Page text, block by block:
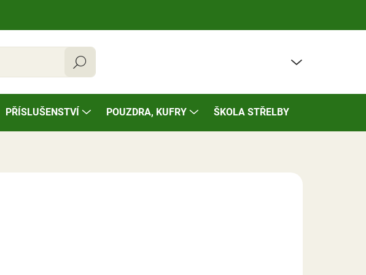
Hledat
PŘÍSLUŠENSTVÍ POUZDRA, KUFRY ŠKOLA STŘELBY